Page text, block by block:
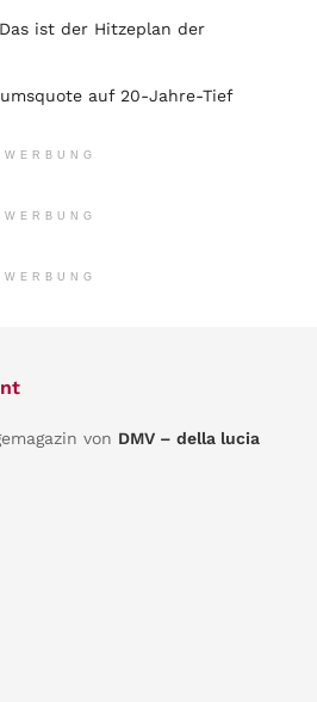
ist der Hitzeplan der
auf 20-Jahre-Tief
WERBUNG
WERBUNG
WERBUNG
von DMV – della lucia